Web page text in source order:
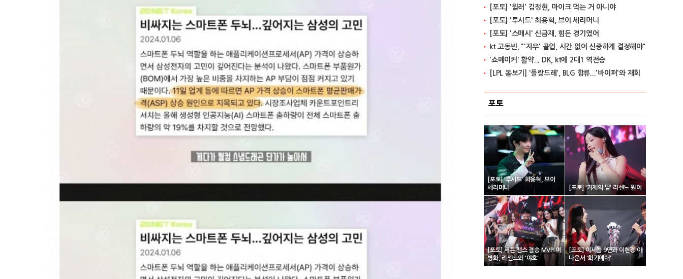
[포토] '윌러' 김정현, 마이크 먹는 거 아니야
[포토] '루시드' 최용혁, 브이 세리머니
[포토] '스매시' 신금재, 힘든 경기였어
kt 고동빈, "'지우' 콜업, 시간 없어 신중하게 결정해야"
'쇼메이커' 활약... DK, kt에 2대1 역전승
[LPL 돋보기] '플랑드레', BLG 합류...'바이퍼'와 재회
포토
[포토] '루시드' 최용혁, 브이
세리머니
[포토] '거제의 딸' 리센느 원이
[포토] 서든 챔스 결승 MVP 이
병화, 리센느와 '야호'
[포토] 이세돌 9단과 이현경 아
나운서 '화기애애'